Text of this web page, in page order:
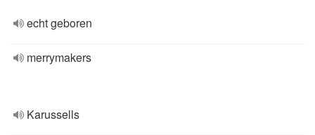
echt geboren
merrymakers
Karussells